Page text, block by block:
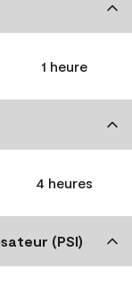
1 heure
4 heures
(PSI)